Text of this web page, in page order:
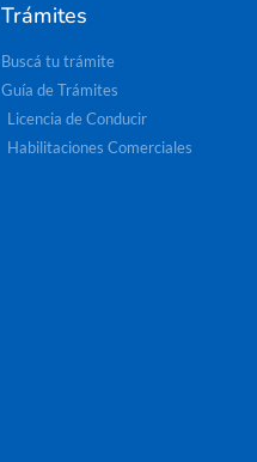
Trámites
Buscá tu trámite
Guía de Trámites
Licencia de Conducir
Habilitaciones Comerciales